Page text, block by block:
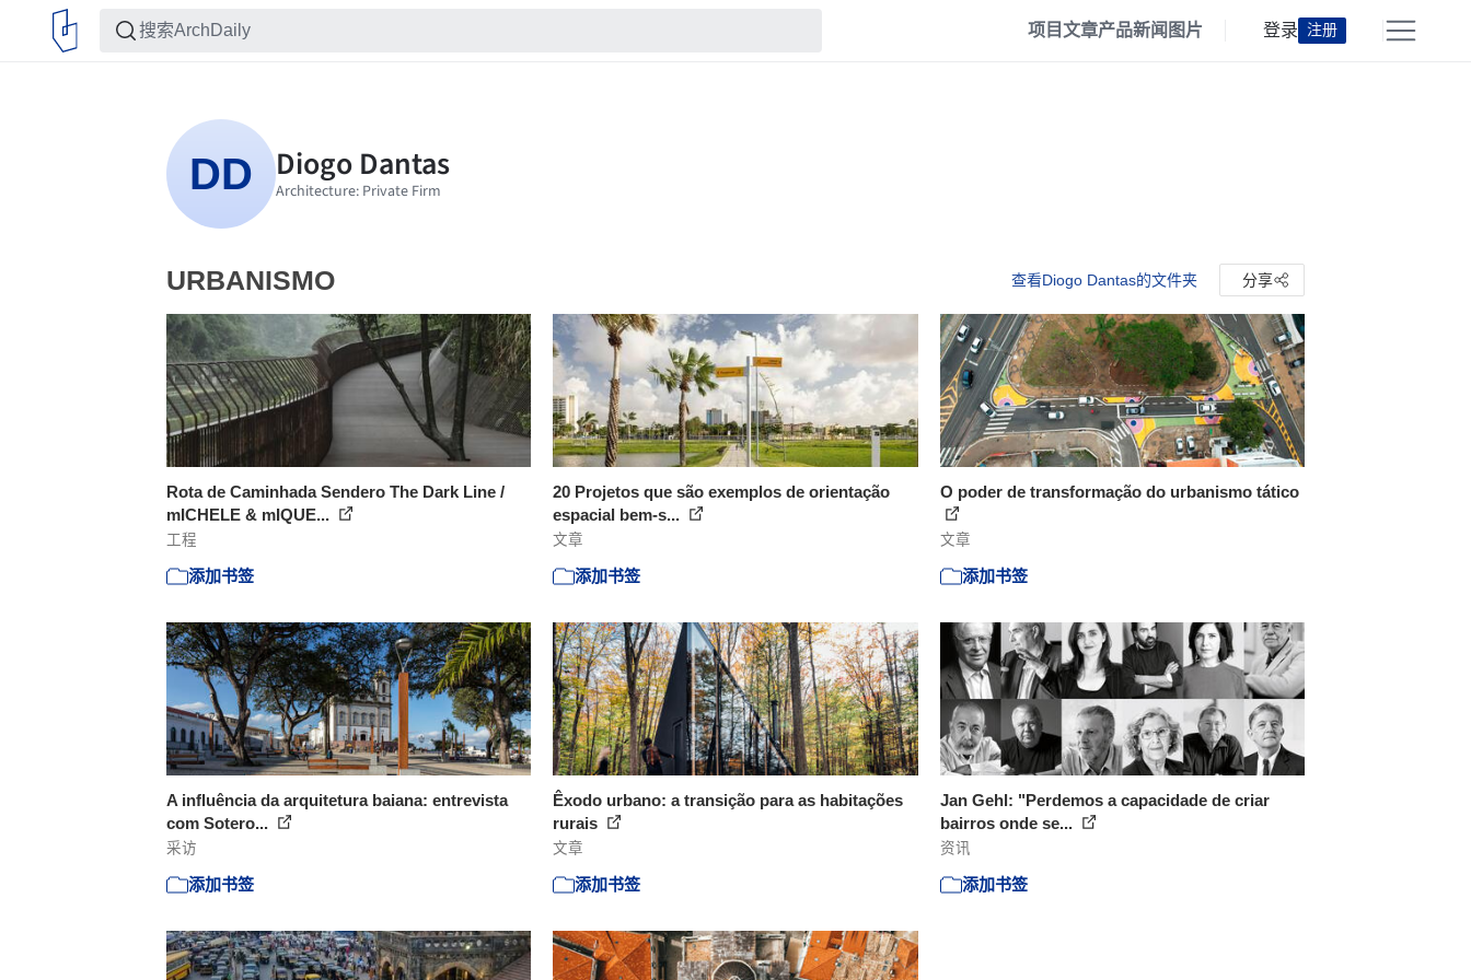
项目文章产品新闻 图片 登录 注册
URBANISMO 查看Diogo Dantas的文件夹 分享
Rota de Caminhada Sendero The Dark Line /
mICHELE & mIQUE...
工程
添加书签
20 Projetos que são exemplos de orientação
espacial bem-s...
文章
添加书签
O poder de transformação do urbanismo tático
文章
添加书签
A influência da arquitetura baiana: entrevista
com Sotero...
采访
添加书签
Êxodo urbano: a transição para as habitações
rurais
文章
添加书签
Jan Gehl: "Perdemos a capacidade de criar
bairros onde se...
资讯
添加书签